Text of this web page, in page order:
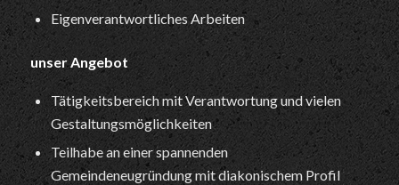
Eigenverantwortliches Arbeiten
unser Angebot
Tätigkeitsbereich mit Verantwortung und vielen
Gestaltungsmöglichkeiten
Teilhabe an einer spannenden
Gemeindeneugründung mit diakonischem Profil